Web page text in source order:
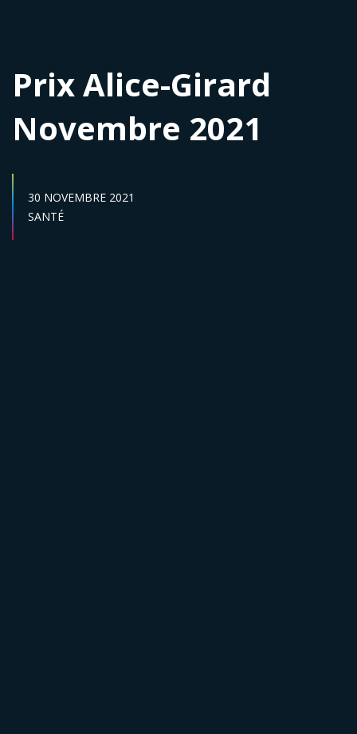
Prix Alice-Girard
Novembre 2021
DATE DE PUBLICATION :
30 NOVEMBRE 2021
Secteur :
SANTÉ